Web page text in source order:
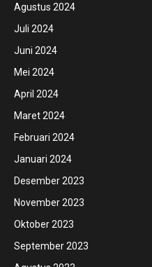
Agustus 2024
Juli 2024
Juni 2024
Mei 2024
April 2024
Maret 2024
Februari 2024
Januari 2024
Desember 2023
November 2023
Oktober 2023
September 2023